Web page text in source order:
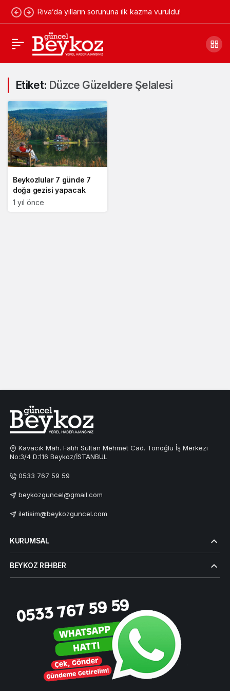
Riva’da yılların sorununa ilk kazma vuruldu!
Etiket: Düzce Güzeldere Şelalesi
Beykozlular 7 günde 7
doğa gezisi yapacak
1 yıl önce
Kavacık Mah. Fatih Sultan Mehmet Cad. Tonoğlu İş Merkezi
No:3/4 D:116 Beykoz/İSTANBUL
0533 767 59 59
beykozguncel@gmail.com
iletisim@beykozguncel.com
KURUMSAL
BEYKOZ REHBER